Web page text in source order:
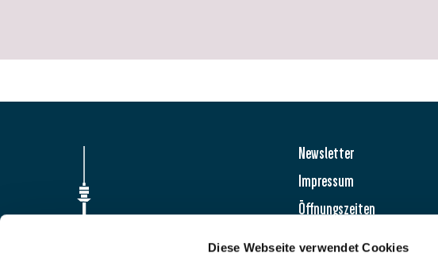
Diese Webseite verwendet Cookies
Newsletter
Impressum
Öffnungszeiten